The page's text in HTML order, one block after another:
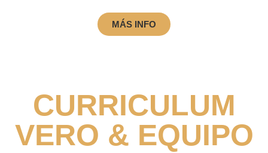
MÁS INFO
CURRICULUM
VERO & EQUIPO